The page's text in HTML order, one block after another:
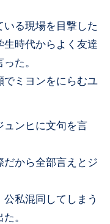
る現場を目撃した
生時代からよく友達
た。
でミヨンをにらむユ
ュンヒに文句を言
から全部言えとジ
私混同してしまう
。